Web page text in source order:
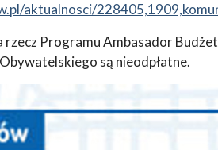
aktualnosci/
rzecz Programu Ambasador
są nieodpłatne.